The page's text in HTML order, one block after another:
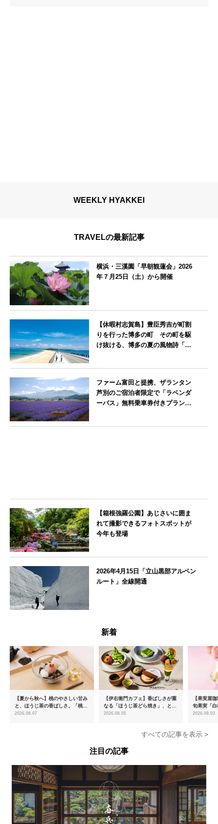
WEEKLY HYAKKEI
TRAVELの最新記事
横浜・三溪園「早朝観蓮会」2026
年７月25日（土）から開催
【休暇村志賀島】豊臣秀吉が町割
りを行った博多の町 その町を駆
け抜ける、博多の夏の風物詩「博
ファーム富田と提携、ザランタン
芦別のご宿泊者限定で「ラベンダ
ーバス」無料乗車券付きプランを
【箱根強羅公園】あじさいに囲ま
れて撮影できるフォトスポットが
今年も登場
2026年4月15日「立山黒部アルペン
ルート」全線開通
新着
【夏から秋へ】桃のやさしい甘み
と、ほうじ茶の香ばしさ。「桃と
ほうじ茶のあんみつ」を8月中旬
2026.08.07
【伊右衛門カフェ】香ばしさが重
なる「ほうじ茶どら焼き」、とろ
ける「宇治抹茶ティラミス」が新
2026.08.05
【果実屋
旬果実「
限定販売
2026.08.03
すべての記事を表示 >
注目の記事